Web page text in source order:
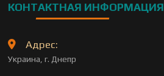
КОНТАКТНАЯ ИНФОРМАЦИЯ
Адрес:
Украина, г. Днепр